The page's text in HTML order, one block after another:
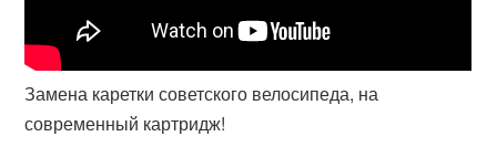
Замена каретки советского велосипеда, на
современный картридж!